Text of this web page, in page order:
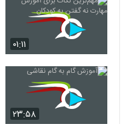
۰۱:۱۱
۲۳:۵۸